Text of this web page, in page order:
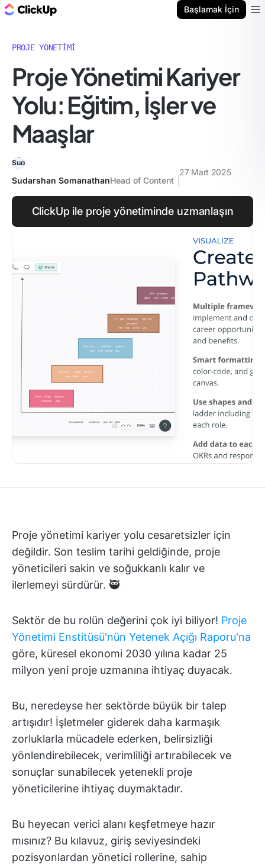
Başlamak İçin
PROJE YÖNETIMI
Proje Yönetimi Kariyer
Yolu: Eğitim, İşler ve
Maaşlar
Sudarshan SomanathanHead of Content
27 Mart 2025
ClickUp ile proje yönetiminde uzmanlaşın
Proje yönetimi kariyer yolu cesaretsizler için
değildir. Son teslim tarihi geldiğinde, proje
yöneticileri sakin ve soğukkanlı kalır ve
ilerlemeyi sürdürür. 🥷
Sektör de bu rolün değerini çok iyi biliyor! Proje
Yönetimi Enstitüsü'nün Yetenek Açığı Raporu'na
göre, küresel ekonomi 2030 yılına kadar 25
milyon yeni proje uzmanına ihtiyaç duyacak.
Bu, neredeyse her sektörde büyük bir talep
artışıdır! İşletmeler giderek daha karmaşık
zorluklarla mücadele ederken, belirsizliği
yönlendirebilecek, verimliliği artırabilecek ve
sonuçlar sunabilecek yetenekli proje
yöneticilerine ihtiyaç duymaktadır.
Bu heyecan verici alanı keşfetmeye hazır
mısınız? Bu kılavuz, giriş seviyesindeki
pozisyonlardan yönetici rollerine, sahip